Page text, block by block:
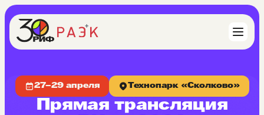
27–29 апреля Технопарк «Сколково»
Прямая трансляция